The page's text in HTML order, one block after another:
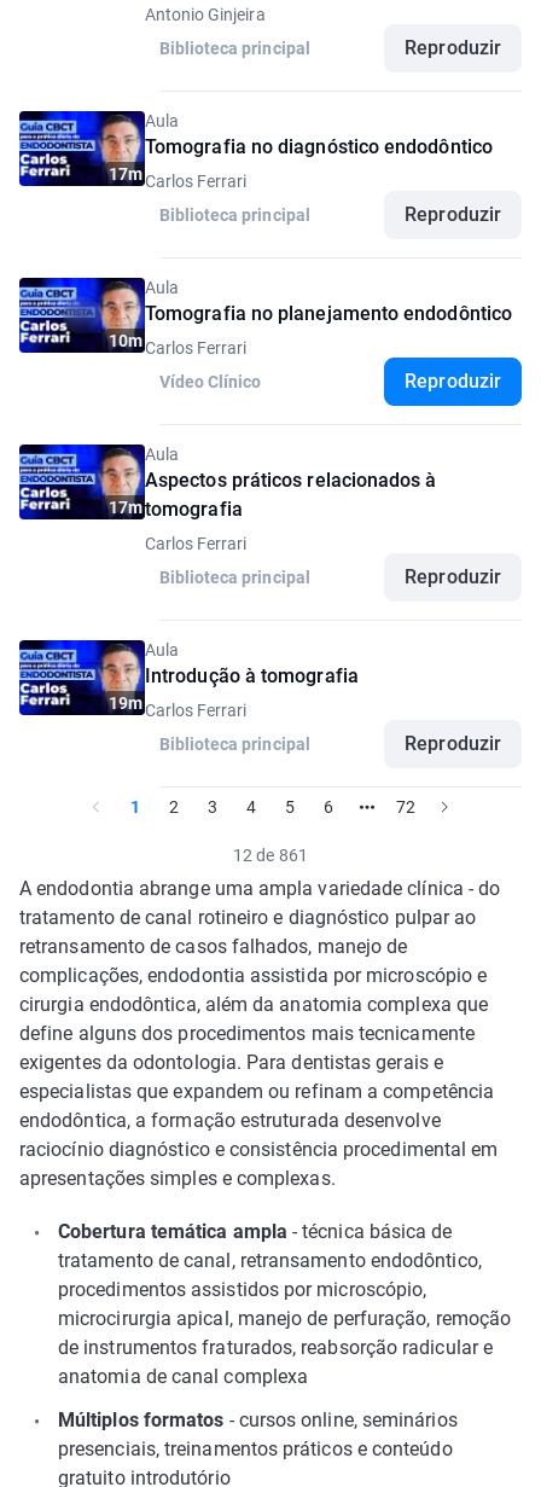
Seleção de Casos
Antonio Ginjeira
Biblioteca principal
Reproduzir
17m
Aula
Tomografia no diagnóstico endodôntico
Carlos Ferrari
Biblioteca principal
Reproduzir
10m
Aula
Tomografia no planejamento endodôntico
Carlos Ferrari
Vídeo Clínico
Reproduzir
17m
Aula
Aspectos práticos relacionados à
tomografia
Carlos Ferrari
Biblioteca principal
Reproduzir
19m
Aula
Introdução à tomografia
Carlos Ferrari
Biblioteca principal
Reproduzir
1 2 3 4 5 6 72
12 de 861
A endodontia abrange uma ampla variedade clínica - do
tratamento de canal rotineiro e diagnóstico pulpar ao
retransamento de casos falhados, manejo de
complicações, endodontia assistida por microscópio e
cirurgia endodôntica, além da anatomia complexa que
define alguns dos procedimentos mais tecnicamente
exigentes da odontologia. Para dentistas gerais e
especialistas que expandem ou refinam a competência
endodôntica, a formação estruturada desenvolve
raciocínio diagnóstico e consistência procedimental em
apresentações simples e complexas.
Cobertura temática ampla - técnica básica de
tratamento de canal, retransamento endodôntico,
procedimentos assistidos por microscópio,
microcirurgia apical, manejo de perfuração, remoção
de instrumentos fraturados, reabsorção radicular e
anatomia de canal complexa
Múltiplos formatos - cursos online, seminários
presenciais, treinamentos práticos e conteúdo
gratuito introdutório